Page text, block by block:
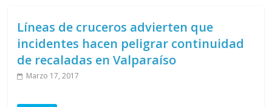
Líneas de cruceros advierten que
incidentes hacen peligrar continuidad
de recaladas en Valparaíso
Marzo 17, 2017